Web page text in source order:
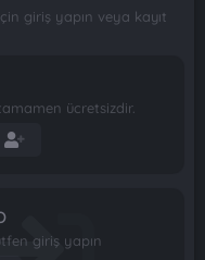
giriş yapın veya kayıt
ücretsizdir.
giriş yapın